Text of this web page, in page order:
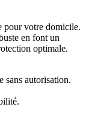
pour votre domicile.
en font un
optimale.
sans autorisation.